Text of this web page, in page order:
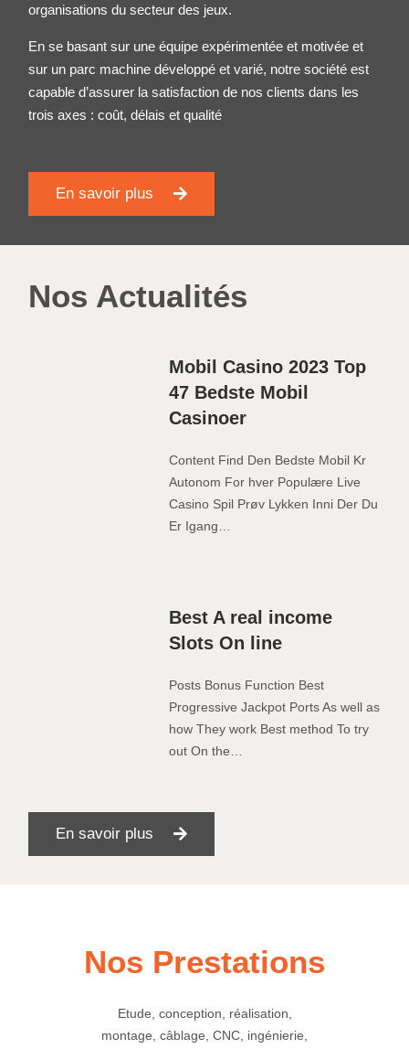
organisations du secteur des jeux.
En se basant sur une équipe expérimentée et motivée et
sur un parc machine développé et varié, notre société est
capable d’assurer la satisfaction de nos clients dans les
trois axes : coût, délais et qualité
En savoir plus
Nos Actualités
Mobil Casino 2023 Top
47 Bedste Mobil
Casinoer
Content Find Den Bedste Mobil Kr
Autonom For hver Populære Live
Casino Spil Prøv Lykken Inni Der Du
Er Igang…
Best A real income
Slots On line
Posts Bonus Function Best
Progressive Jackpot Ports As well as
how They work Best method To try
out On the…
En savoir plus
Nos Prestations
Etude, conception, réalisation,
montage, câblage, CNC, ingénierie,